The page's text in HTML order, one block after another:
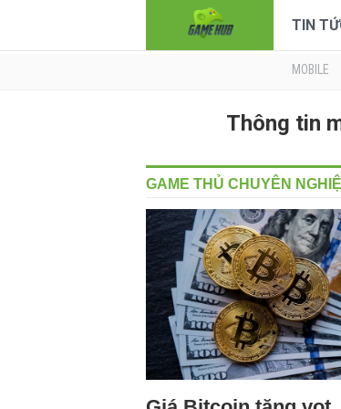
TIN
MOBILE
Thông tin
GAME THỦ CHUYÊN